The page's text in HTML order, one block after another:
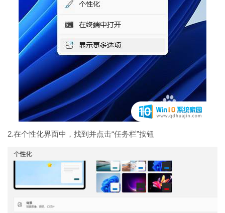
2.在个性化界面中，找到并点击“任务栏”按钮